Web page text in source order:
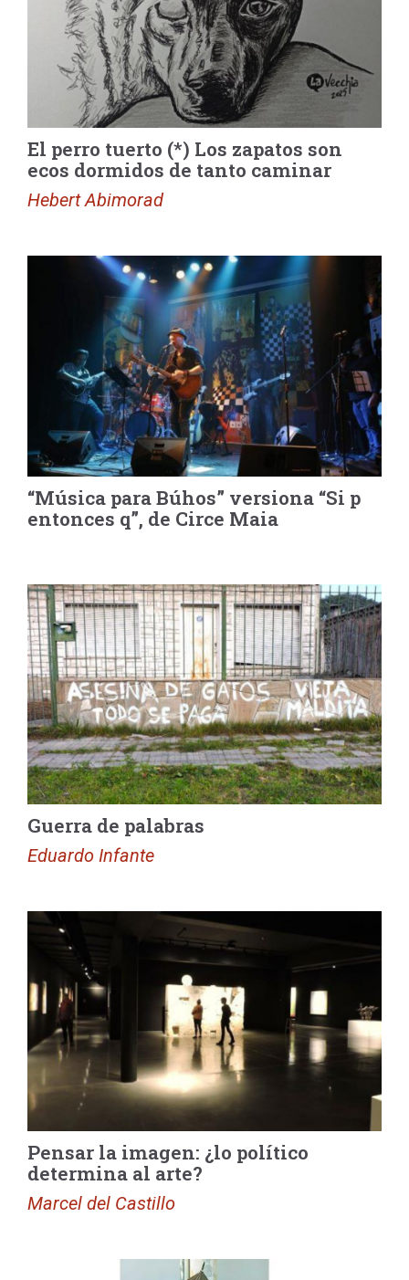
El perro tuerto (*) Los zapatos son
ecos dormidos de tanto caminar
Hebert Abimorad
“Música para Búhos” versiona “Si p
entonces q”, de Circe Maia
Guerra de palabras
Eduardo Infante
Pensar la imagen: ¿lo político
determina al arte?
Marcel del Castillo